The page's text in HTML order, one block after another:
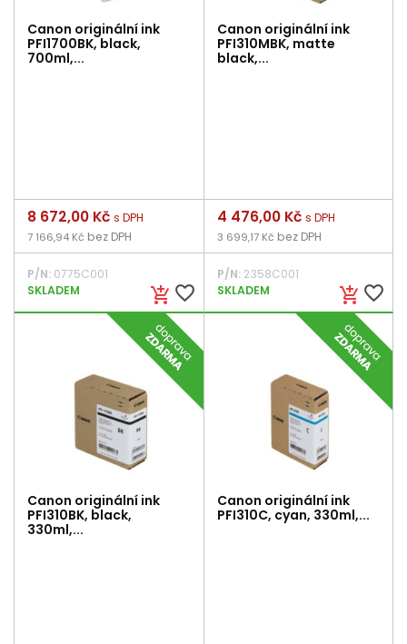
Canon originální ink
PFI1700BK, black,
700ml,...
add_shopping_cart favorite_border
Cena
8 672,00 Kč s DPH
7 166,94 Kč bez DPH
P/N: 0775C001
SKLADEM
Canon originální ink
PFI310MBK, matte
black,...
add_shopping_cart favorite_border
Cena
4 476,00 Kč s DPH
3 699,17 Kč bez DPH
P/N:2358C001
SKLADEM
Canon originální ink
PFI310BK, black,
330ml,...
Canon originální ink
PFI310C, cyan, 330ml,...